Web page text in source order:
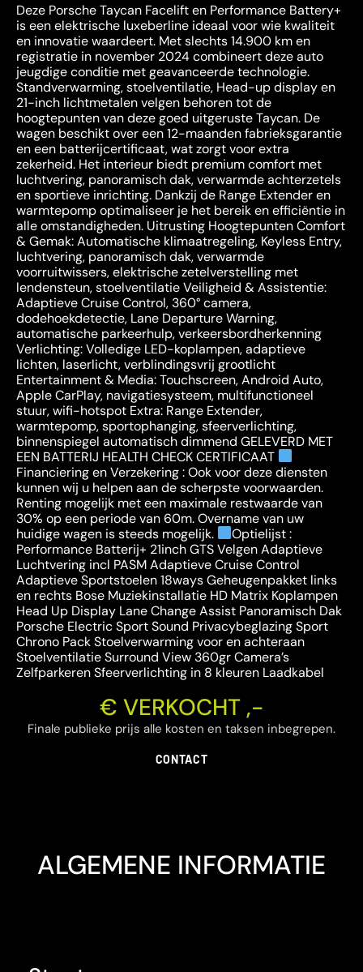
Deze Porsche Taycan Facelift en Performance Battery+
is een elektrische luxeberline ideaal voor wie kwaliteit
en innovatie waardeert. Met slechts 14.900 km en
registratie in november 2024 combineert deze auto
jeugdige conditie met geavanceerde technologie.
Standverwarming, stoelventilatie, Head-up display en
21-inch lichtmetalen velgen behoren tot de
hoogtepunten van deze goed uitgeruste Taycan. De
wagen beschikt over een 12-maanden fabrieksgarantie
en een batterijcertificaat, wat zorgt voor extra
zekerheid. Het interieur biedt premium comfort met
luchtvering, panoramisch dak, verwarmde achterzetels
en sportieve inrichting. Dankzij de Range Extender en
warmtepomp optimaliseer je het bereik en efficiëntie in
alle omstandigheden. Uitrusting Hoogtepunten Comfort
& Gemak: Automatische klimaatregeling, Keyless Entry,
luchtvering, panoramisch dak, verwarmde
voorruitwissers, elektrische zetelverstelling met
lendensteun, stoelventilatie Veiligheid & Assistentie:
Adaptieve Cruise Control, 360° camera,
dodehoekdetectie, Lane Departure Warning,
automatische parkeerhulp, verkeersbordherkenning
Verlichting: Volledige LED-koplampen, adaptieve
lichten, laserlicht, verblindingsvrij grootlicht
Entertainment & Media: Touchscreen, Android Auto,
Apple CarPlay, navigatiesysteem, multifunctioneel
stuur, wifi-hotspot Extra: Range Extender,
warmtepomp, sportophanging, sfeerverlichting,
binnenspiegel automatisch dimmend GELEVERD MET
EEN BATTERIJ HEALTH CHECK CERTIFICAAT
Financiering en Verzekering : Ook voor deze diensten
kunnen wij u helpen aan de scherpste voorwaarden.
Renting mogelijk met een maximale restwaarde van
30% op een periode van 60m. Overname van uw
huidige wagen is steeds mogelijk.
Optielijst :
Performance Batterij+ 21inch GTS Velgen Adaptieve
Luchtvering incl PASM Adaptieve Cruise Control
Adaptieve Sportstoelen 18ways Geheugenpakket links
en rechts Bose Muziekinstallatie HD Matrix Koplampen
Head Up Display Lane Change Assist Panoramisch Dak
Porsche Electric Sport Sound Privacybeglazing Sport
Chrono Pack Stoelverwarming voor en achteraan
Stoelventilatie Surround View 360gr Camera’s
Zelfparkeren Sfeerverlichting in 8 kleuren Laadkabel
€ VERKOCHT ,-
Finale publieke prijs alle kosten en taksen inbegrepen.
CONTACT
ALGEMENE INFORMATIE